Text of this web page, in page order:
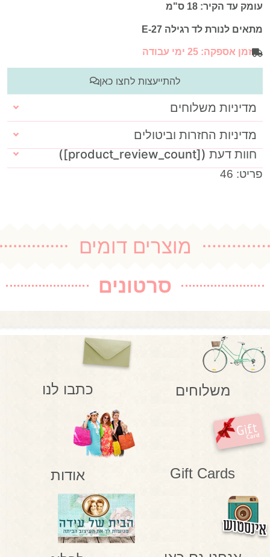
עומק עד הקיר: 18 ס"מ
מתאים לנורת לד רגילה E-27
זמן אספקה: 25 ימי עבודה
להתייעצות לחצו כאן
מדיניות משלוחים
מדיניות החזרות וביטולים
חוות דעת ([product_review_count])
פריט: 46
מוצרים דומים
סרטונים
משלוחים כתבו לנו
Gift Cards אודות